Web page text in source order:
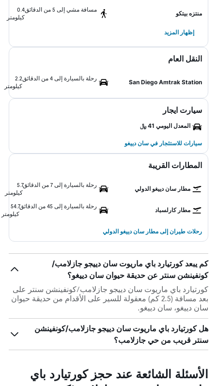
منتزه بيتكو
مسافة مشي إلى 5 من الدقائق
0.4
كيلومتر
إظهار المزيد
النقل العام
San Diego Amtrak Station
رحلة بالسيارة إلى 4 من الدقائق
2.2
كيلومتر
سيارت ايجار
المعدل اليومي 41 ﷼
سيارات للاستئجار في سان دييغو
المطارات القريبة
مطار سان دييغو الدولي
رحلة بالسيارة إلى 7 من الدقائق
5.7
كيلومتر
مطار كارلسباد
رحلة بالسيارة إلى 45 من الدقائق
54.7
كيلومتر
رحلات طيران إلى مطار سان دييغو الدولي
كم يبعد كورتيارد باي ماريوت سان دييجو جازلامب/
كونفينشن سنتر عن حديقة حيوان سان دييغو؟
كورتيارد باي ماريوت سان دييجو جازلامب/كونفينشن سنتر على
بعد مسافة (2.5 كم) معقولة للسير على الأقدام من حديقة حيوان
سان دييغو، سان دييغو.
هل كورتيارد باي ماريوت سان دييجو جازلامب/كونفينشن
سنتر قريب من حي جازلامب؟
الأسئلة الشائعة عند حجز كورتيارد باي